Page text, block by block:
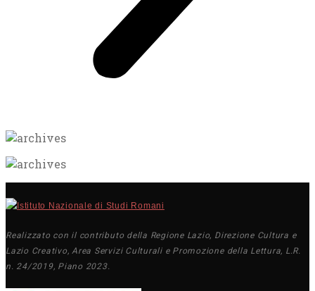
Realizzato con il contributo della Regione Lazio, Direzione Cultura e
Lazio Creativo, Area Servizi Culturali e Promozione della Lettura, L.R.
n. 24/2019, Piano 2023.